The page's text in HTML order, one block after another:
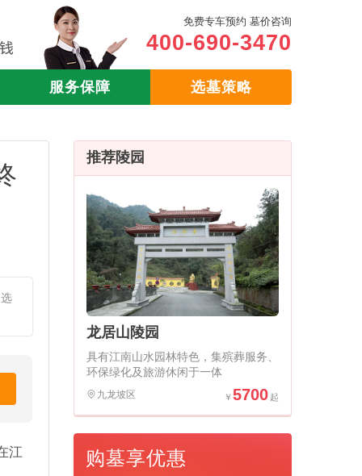
免费专车预约 墓价咨询
400-690-3470
服务保障 选墓策略
江
推荐陵园
龙居山陵园
具有江南山水园林特色，集殡葬服务、
环保绿化及旅游休闲于一体
九龙坡区 5700
购墓享优惠